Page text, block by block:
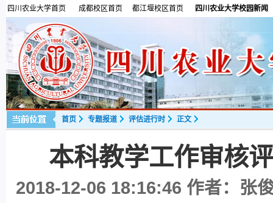
四川农业大学首页 成都校区首页 都江堰校区首页 四川农业大学校园新闻
首页 专题报道 评估进行时 正文
本科教学工作审核
2018-12-06 18:16:46 作者：张